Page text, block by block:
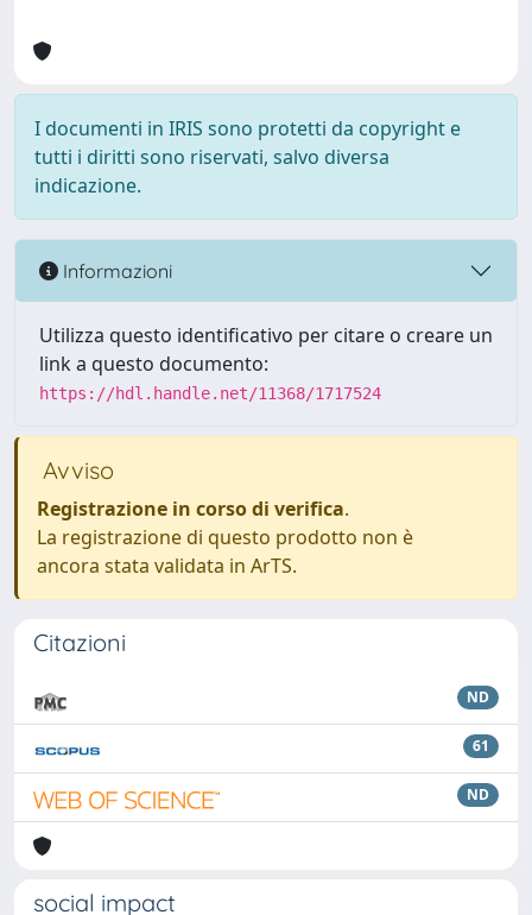
I documenti in IRIS sono protetti da copyright e
tutti i diritti sono riservati, salvo diversa
indicazione.
Informazioni
Utilizza questo identificativo per citare o creare un
link a questo documento:
https://hdl.handle.net/11368/1717524
Avviso
Registrazione in corso di verifica.
La registrazione di questo prodotto non è
ancora stata validata in ArTS.
Citazioni
ND
61
ND
social impact